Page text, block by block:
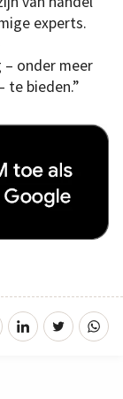
experts.
– onder meer
te bieden.”